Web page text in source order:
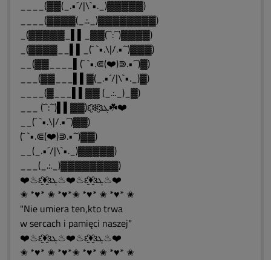
____(▓▓(_.•´/|\`•._)▓▓▓▓▓)
____(▓▓▓▓(_.:._)▓▓▓▓▓▓▓▓)
_(▓▓▓▓▓_▌▌_▓▓(¯`:´¯)▓▓▓▓)
_(▓▓▓▓__▌▌_(¯ `•.\|/.•´¯)▓▓▓)
__(▓▓____▌(¯ `•.⋐(❤️)⋑.•´¯)▓)
___(▓▓___▌▌▓(_.•´/|\`•._)▓)
____(▓___▌▌▓▓ (_.:._)_▓)
___ (¯`:´¯)▌▌▓▓)ԑ̮̑❄️̮̑ɜܓ☘️❤️
__(¯ `•.\|/.•´¯)▓▓)
(¯ `•.⋐(❤️)⋑.•´¯)▓▓)
__(_.•´/|\`•._)▓▓▓▓▓)
___(_.:._)▓▓▓▓▓▓▓▓)
❤️♨ԑ̮̑♦̮̑ɜܓ♨❤️♨ԑ̮̑♦̮̑ɜܓ♨❤️
✬ *♥* ✬ *♥*✬ *♥* ✬ *♥* ✬
"Nie umiera ten,kto trwa
w sercach i pamięci naszej"
❤️♨ԑ̮̑♦̮̑ɜܓ♨❤️♨ԑ̮̑♦̮̑ɜܓ♨❤️
✬ *♥* ✬ *♥*✬ *♥* ✬ *♥* ✬